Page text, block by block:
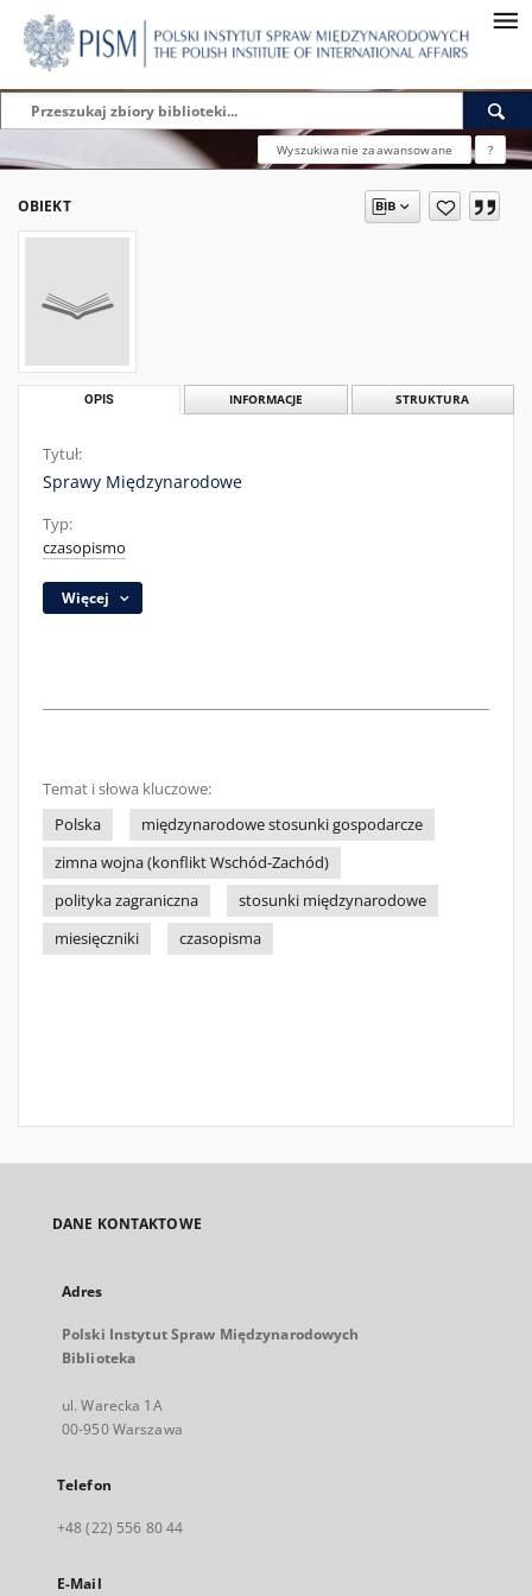
Wyszukiwanie zaawansowane ?
OBIEKT
OPIS INFORMACJE STRUKTURA
Tytuł:
Sprawy Międzynarodowe
Typ:
czasopismo
Więcej
Temat i słowa kluczowe:
Polska
międzynarodowe stosunki gospodarcze
zimna wojna (konflikt Wschód-Zachód)
polityka zagraniczna
stosunki międzynarodowe
miesięczniki
czasopisma
DANE KONTAKTOWE
Adres
Polski Instytut Spraw Międzynarodowych
Biblioteka
ul. Warecka 1A
00-950 Warszawa
Telefon
+48 (22) 556 80 44
E-Mail